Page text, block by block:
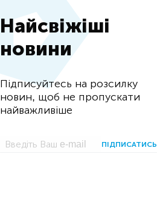
Найсвіжіші
новини
Підписуйтесь на розсилку
новин, щоб не пропускати
найважливіше
ПІДПИСАТИСЬ